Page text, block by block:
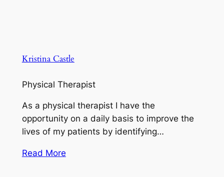
Kristina Castle
Physical Therapist
As a physical therapist I have the
opportunity on a daily basis to improve the
lives of my patients by identifying…
Read More